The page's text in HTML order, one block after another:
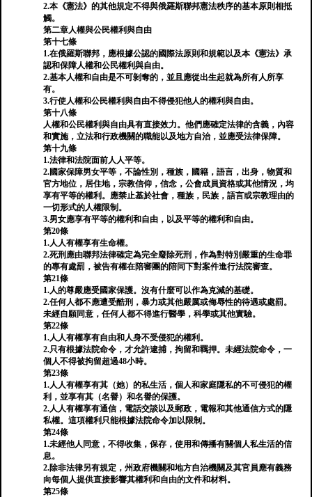
2.本《憲法》的其他規定不得與俄羅斯聯邦憲法秩序的基本原則相抵
觸。
第二章人權與公民權利與自由
第十七條
1.在俄羅斯聯邦，應根據公認的國際法原則和規範以及本《憲法》承
認和保障人權和公民權利與自由。
2.基本人權和自由是不可剝奪的，並且應從出生起就為所有人所享
有。
3.行使人權和公民權利與自由不得侵犯他人的權利與自由。
第十八條
人權和公民權利與自由具有直接效力。他們應確定法律的含義，內容
和實施，立法和行政機關的職能以及地方自治，並應受法律保障。
第十九條
1.法律和法院面前人人平等。
2.國家保障男女平等，不論性別，種族，國籍，語言，出身，物質和
官方地位，居住地，宗教信仰，信念，公會成員資格或其他情況，均
享有平等的權利。應禁止基於社會，種族，民族，語言或宗教理由的
一切形式的人權限制。
3.男女應享有平等的權利和自由，以及平等的權利和自由。
第20條
1.人人有權享有生命權。
2.死刑應由聯邦法律確定為完全廢除死刑，作為對特別嚴重的生命罪
的專有處罰，被告有權在陪審團的陪同下對案件進行法院審查。
第21條
1.人的尊嚴應受國家保護。沒有什麼可以作為克減的基礎。
2.任何人都不應遭受酷刑，暴力或其他嚴厲或侮辱性的待遇或處罰。
未經自願同意，任何人都不得進行醫學，科學或其他實驗。
第22條
1.人人有權享有自由和人身不受侵犯的權利。
2.只有根據法院命令，才允許逮捕，拘留和羈押。未經法院命令，一
個人不得被拘留超過48小時。
第23條
1.人人有權享有其（她）的私生活，個人和家庭隱私的不可侵犯的權
利，並享有其（名譽）和名譽的保護。
2.人人有權享有通信，電話交談以及郵政，電報和其他通信方式的隱
私權。這項權利只能根據法院命令加以限制。
第24條
1.未經他人同意，不得收集，保存，使用和傳播有關個人私生活的信
息。
2.除非法律另有規定，州政府機關和地方自治機關及其官員應有義務
向每個人提供直接影響其權利和自由的文件和材料。
第25條